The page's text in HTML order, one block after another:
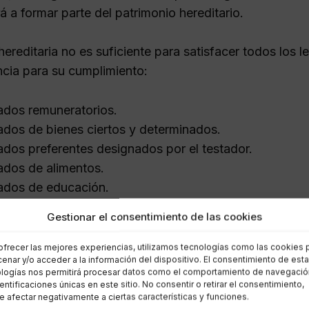
Gestionar el consentimiento de las cookies
las mejores experiencias, utilizamos tecnologías como las cookies
y/o acceder a la información del dispositivo. El consentimiento de
nos permitirá procesar datos como el comportamiento de
únicas en este sitio. No consentir o retirar el consentimiento,
afectar negativamente a ciertas características y funciones.
a formar parte del patrimonio hereditario.
no es suficiente para satisfacer todos los
para su cumplimiento:
remuneratorios.
de bienes ciertos y determinados.
preferentes designados por el testador.
de alimentos.
de educación.
relacionados con el
legado, el legatario también debe asumir la